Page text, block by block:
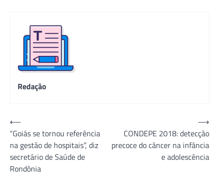
Redação
Navegação
de
Post
⟵
“Goiás se tornou referência
na gestão de hospitais”, diz
secretário de Saúde de
Rondônia
CONDEPE 2018: detecção
precoce do câncer na infância
e adolescência
⟶